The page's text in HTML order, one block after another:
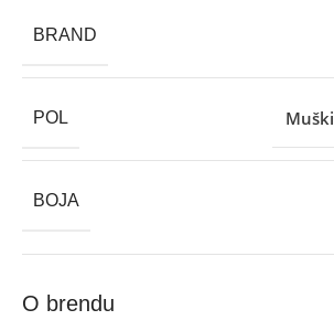
BRAND
POL Muški
BOJA
O brendu